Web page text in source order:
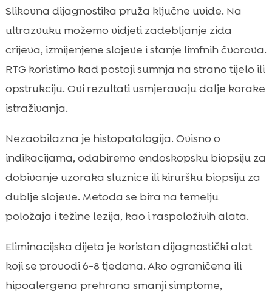
Slikovna dijagnostika pruža ključne uvide. Na
ultrazvuku možemo vidjeti zadebljanje zida
crijeva, izmijenjene slojeve i stanje limfnih čvorova.
RTG koristimo kad postoji sumnja na strano tijelo ili
opstrukciju. Ovi rezultati usmjeravaju dalje korake
istraživanja.
Nezaobilazna je histopatologija. Ovisno o
indikacijama, odabiremo endoskopsku biopsiju za
dobivanje uzoraka sluznice ili kiruršku biopsiju za
dublje slojeve. Metoda se bira na temelju
položaja i težine lezija, kao i raspoloživih alata.
Eliminacijska dijeta je koristan dijagnostički alat
koji se provodi 6-8 tjedana. Ako ograničena ili
hipoalergena prehrana smanji simptome,